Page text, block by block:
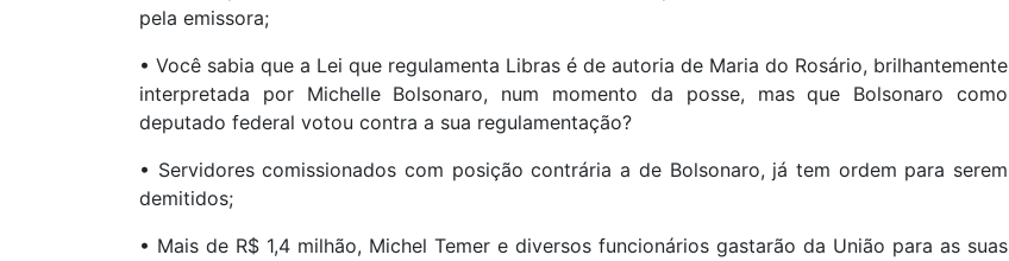
pela emissora;
• Você sabia que a Lei que regulamenta Libras é de autoria de Maria do Rosário, brilhantemente
interpretada por Michelle Bolsonaro, num momento da posse, mas que Bolsonaro como
deputado federal votou contra a sua regulamentação?
• Servidores comissionados com posição contrária a de Bolsonaro, já tem ordem para serem
demitidos;
• Mais de R$ 1,4 milhão, Michel Temer e diversos funcionários gastarão da União para as suas